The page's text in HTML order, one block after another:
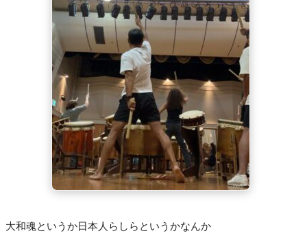
大和魂というか日本人らしらというかなんか